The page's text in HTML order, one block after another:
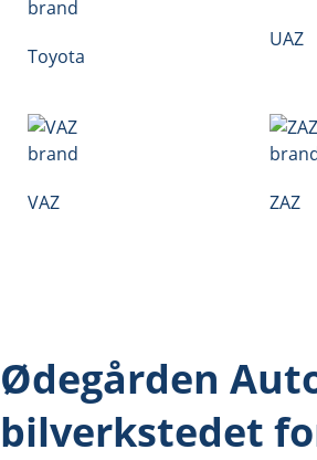
Toyota
UAZ
VAZ ZAZ
Ødegården
bilverkstedet